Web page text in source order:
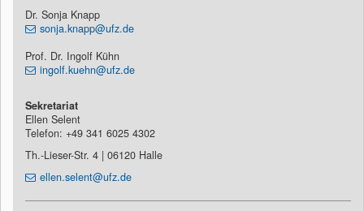
Dr. Sonja Knapp
sonja.knapp@ufz.de
Prof. Dr. Ingolf Kühn
ingolf.kuehn@ufz.de
Sekretariat
Ellen Selent
Telefon: +49 341 6025 4302
Th.-Lieser-Str. 4 | 06120 Halle
ellen.selent@ufz.de